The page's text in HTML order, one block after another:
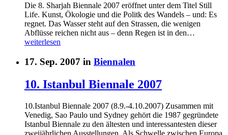
Die 8. Sharjah Biennale 2007 eröffnet unter dem Titel Still
Life. Kunst, Ökologie und die Politk des Wandels – und: Es
regnet. Das Wasser steht auf den Strassen, die wenigen
Abflüsse reichen nicht aus – denn Regen ist in den…
weiterlesen
17. Sep. 2007 in Biennalen
10. Istanbul Biennale 2007
10.Istanbul Biennale 2007 (8.9.-4.10.2007) Zusammen mit
Venedig, Sao Paulo und Sydney gehört die 1987 gegründete
Istanbul Biennale zu den ältesten und interessantesten dieser
zweijährlichen Ausstellungen. Als Schwelle zwischen Europa